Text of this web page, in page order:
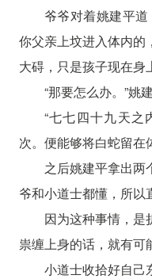
爷爷对着姚建平
你父亲上坟进入体内的
大碍，只是孩子现在身
“那要怎么办。”姚
“七七四十九天之
次。便能够将白蛇留在
之后姚建平拿出两
爷和小道士都懂，所以
因为这种事情，是
祟缠上身的话，就有可
小道士收拾好自己